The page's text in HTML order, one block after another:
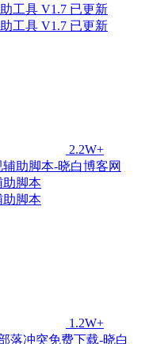
工具 V1.7 已更新
工具 V1.7 已更新
2.2W+
助脚本
助脚本
1.2W+